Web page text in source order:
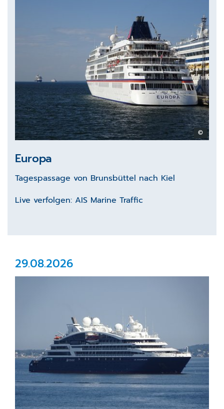
©
Europa
Tagespassage von Brunsbüttel nach Kiel
Live verfolgen: AIS Marine Traffic
29.08.2026